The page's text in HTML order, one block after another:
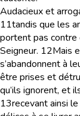
Audacieux et
11tandis que les
portent pas contre
Seigneur. 12Mais
s’abandonnent à
être prises et
qu’ils ignorent, et
13recevant ainsi